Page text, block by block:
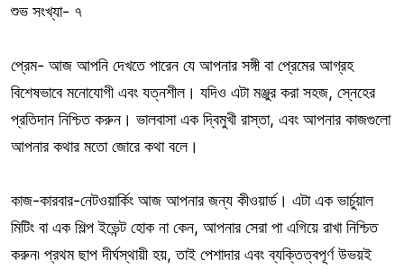
শুভ সংখ্যা- ৭
প্রেম- আজ আপনি দেখতে পারেন যে আপনার সঙ্গী বা প্রেমের আগ্রহ
বিশেষভাবে মনোযোগী এবং যত্নশীল। যদিও এটা মঞ্জুর করা সহজ, স্নেহের
প্রতিদান নিশ্চিত করুন। ভালবাসা এক দ্বিমুখী রাস্তা, এবং আপনার কাজগুলো
আপনার কথার মতো জোরে কথা বলে।
কাজ-কারবার-নেটওয়ার্কিং আজ আপনার জন্য কীওয়ার্ড। এটা এক ভার্চুয়াল
মিটিং বা এক শিল্প ইভেন্ট হোক না কেন, আপনার সেরা পা এগিয়ে রাখা নিশ্চিত
করুন৷ প্রথম ছাপ দীর্ঘস্থায়ী হয়, তাই পেশাদার এবং ব্যক্তিত্বপূর্ণ উভয়ই